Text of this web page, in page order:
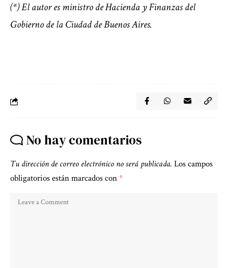
(*) El autor es ministro de Hacienda y Finanzas del
Gobierno de la Ciudad de Buenos Aires.
No hay comentarios
Tu dirección de correo electrónico no será publicada. Los campos
obligatorios están marcados con*